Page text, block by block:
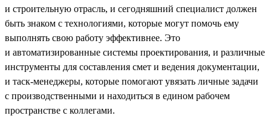
и строительную отрасль, и сегодняшний специалист должен
быть знаком с технологиями, которые могут помочь ему
выполнять свою работу эффективнее. Это
и автоматизированные системы проектирования, и различные
инструменты для составления смет и ведения документации,
и таск-менеджеры, которые помогают увязать личные задачи
с производственными и находиться в едином рабочем
пространстве с коллегами.